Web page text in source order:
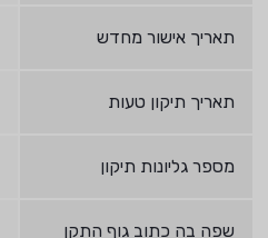
תאריך אישור מחדש
תאריך תיקון טעות
מספר גליונות תיקון
שפה בה כתוב גוף התקן